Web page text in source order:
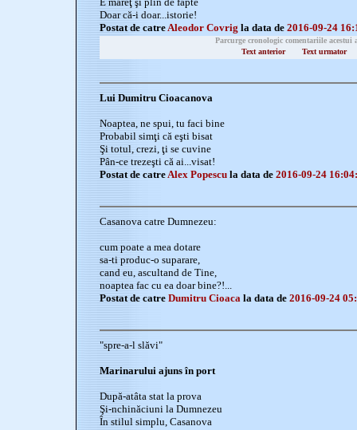
Doar că-i doar...istorie!
Postat de catreAleodor Covrig la data de 2016-09-24
Parcurge cronologic comentariile acestui
Text anterior
Text urmator
Lui Dumitru Cioacanova
Noaptea, ne spui, tu faci bine
Probabil simţi că eşti bisat
Şi totul, crezi, ţi se cuvine
Pân-ce trezeşti că ai...visat!
Postat de catreAlex Popescu la data de 2016-09-24
Casanova catre Dumnezeu:
cum poate a mea dotare
sa-ti produc-o suparare,
cand eu, ascultand de Tine,
noaptea fac cu ea doar bine?!...
Postat de catre Dumitru Cioaca la data de 2016-09-24
"spre-a-l slăvi"
Marinarului ajuns în port
După-atâta stat la prova
Şi-nchinăciuni la Dumnezeu
În stilul simplu, Casanova